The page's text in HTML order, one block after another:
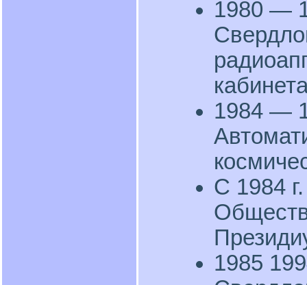
1980 —
1984 —
С 1984
1985